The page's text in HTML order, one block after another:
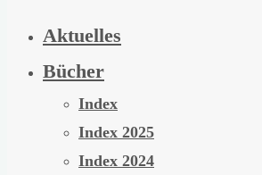
nach:
Aktuelles
Bücher
Index
Index 2025
Index 2024